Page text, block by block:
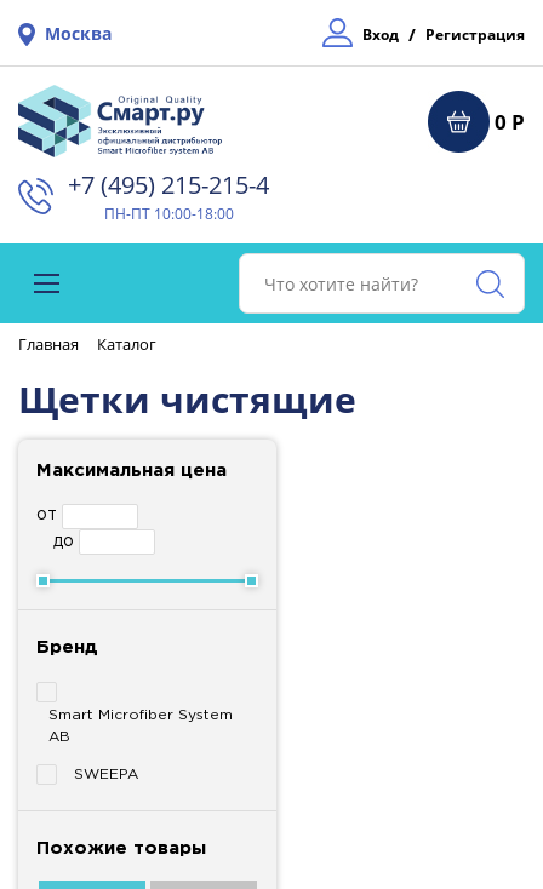
Москва Вход / Регистрация
0 Р
+7 (495) 215-215-4⁠
ПН-ПТ 10:00-18:00
Главная Каталог
Щетки чистящие
Максимальная цена
от
до
Бренд
Smart Microfiber System
AB
SWEEPA
Похожие товары